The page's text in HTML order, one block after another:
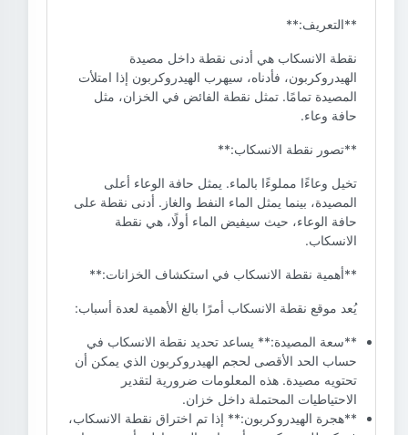
**التعريف:**
نقطة الانسكاب هي أدنى نقطة داخل مصيدة
الهيدروكربون، فأدناه، سيهرب الهيدروكربون إذا امتلأت
المصيدة تمامًا. تمثل نقطة الفائض في الخزان، مثل
حافة وعاء.
**تصور نقطة الانسكاب:**
تخيل وعاءًا مملوءًا بالماء. يمثل حافة الوعاء أعلى
المصيدة، بينما يمثل الماء النفط والغاز. أدنى نقطة على
حافة الوعاء، حيث سيفيض الماء أولًا، هي نقطة
الانسكاب.
**أهمية نقطة الانسكاب في استكشاف الخزانات:**
يُعد موقع نقطة الانسكاب أمرًا بالغ الأهمية لعدة أسباب:
**سعة المصيدة:** يساعد تحديد نقطة الانسكاب في
حساب الحد الأقصى لحجم الهيدروكربون الذي يمكن أن
تحتويه مصيدة. هذه المعلومات ضرورية لتقدير
الاحتياطيات المحتملة داخل خزان.
**هجرة الهيدروكربون:** إذا تم اختراق نقطة الانسكاب،